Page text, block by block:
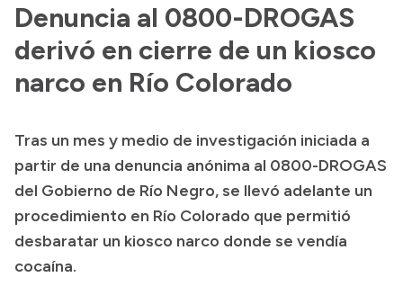
Archivo de noticias
Transparencia
Boletín Oficial
Compras y licitaciones
Consulta de expedientes
Consulta de pago a proveedores
Convocatorias
Denuncia al 0800-DROGAS
derivó en cierre de un kiosco
narco en Río Colorado
Tras un mes y medio de investigación iniciada a
partir de una denuncia anónima al 0800-DROGAS
del Gobierno de Río Negro, se llevó adelante un
procedimiento en Río Colorado que permitió
desbaratar un kiosco narco donde se vendía
cocaína.